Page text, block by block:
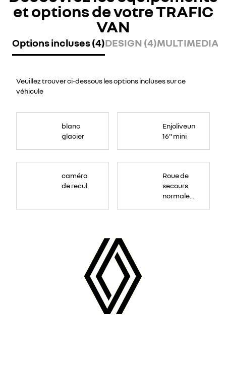
et options de votre TRAFIC
VAN
Options incluses (4)DESIGN (4)MULTIMEDIA
Veuillez trouver ci-dessous les options incluses sur ce
véhicule
blanc
glacier
Enjoliveurs
16" mini
caméra
de recul
Roue de
secours
normale